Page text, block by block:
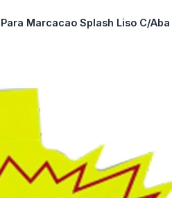
Marcacao Splash Liso C/Aba